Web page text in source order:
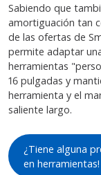
Sabiendo que
amortiguación tan
de las ofertas de
permite adaptar
herramientas
16 pulgadas y
herramienta y el
saliente largo.
¿Tiene alguna
en herramientas!